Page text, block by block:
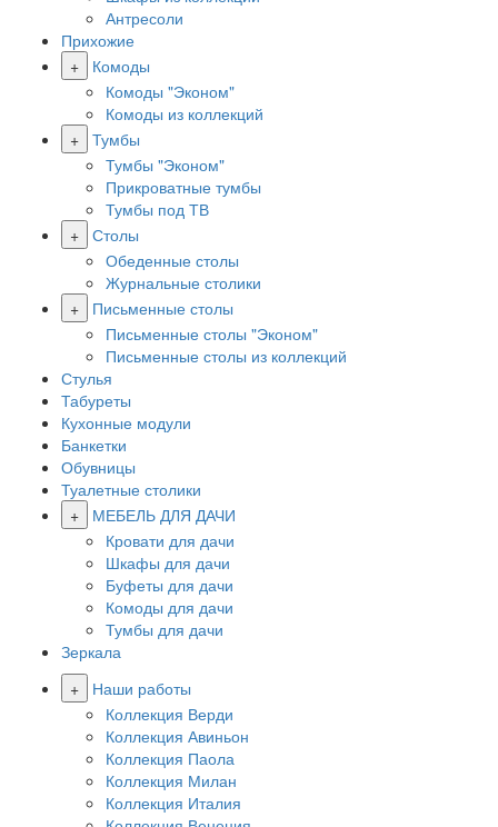
Антресоли
Прихожие
+
Комоды
Комоды "Эконом"
Комоды из коллекций
+ Тумбы
Тумбы "Эконом"
Прикроватные тумбы
Тумбы под ТВ
+ Столы
Обеденные столы
Журнальные столики
+
Письменные столы
Письменные столы "Эконом"
Письменные столы из коллекций
Стулья
Табуреты
Кухонные модули
Банкетки
Обувницы
Туалетные столики
+
МЕБЕЛЬ ДЛЯ ДАЧИ
Кровати для дачи
Шкафы для дачи
Буфеты для дачи
Комоды для дачи
Тумбы для дачи
Зеркала
+
Наши работы
Коллекция Верди
Коллекция Авиньон
Коллекция Паола
Коллекция Милан
Коллекция Италия